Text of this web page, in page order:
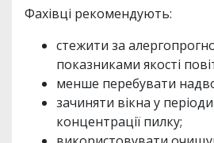
Фахівці рекомендують:
стежити за
показниками якості
менше перебувати
зачиняти вікна у
концентрації пилку;